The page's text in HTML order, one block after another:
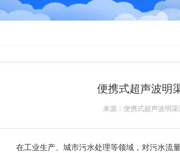
便携式超声波明
来源： 便携式超声波明
在工业生产、城市污水处理等领域，对污水流